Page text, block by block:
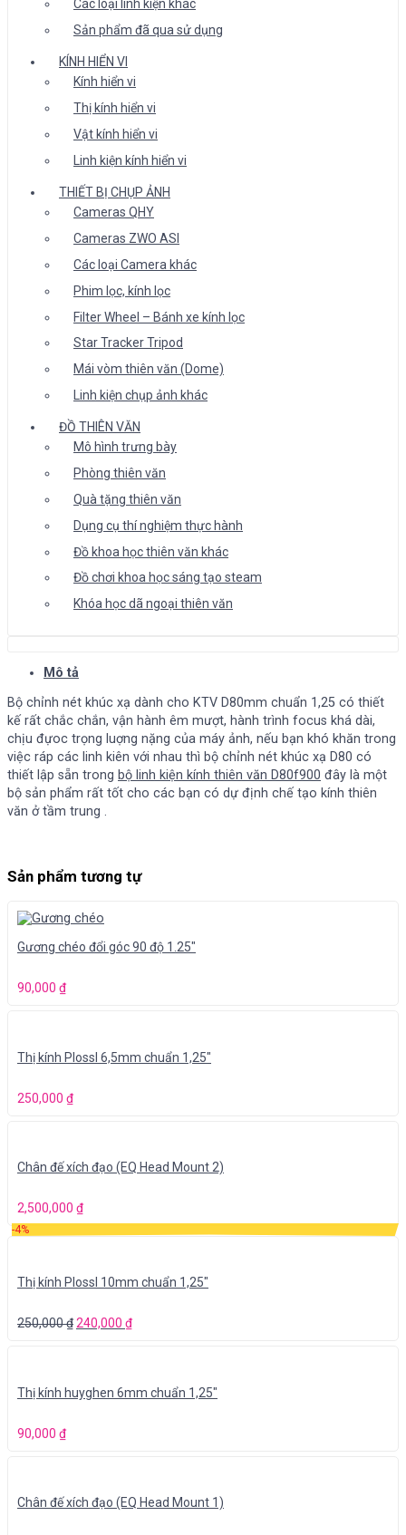
Các loại linh kiện khác
Sản phẩm đã qua sử dụng
KÍNH HIỂN VI
Kính hiển vi
Thị kính hiển vi
Vật kính hiển vi
Linh kiện kính hiển vi
THIẾT BỊ CHỤP ẢNH
Cameras QHY
Cameras ZWO ASI
Các loại Camera khác
Phim lọc, kính lọc
Filter Wheel – Bánh xe kính lọc
Star Tracker Tripod
Mái vòm thiên văn (Dome)
Linh kiện chụp ảnh khác
ĐỒ THIÊN VĂN
Mô hình trưng bày
Phòng thiên văn
Quà tặng thiên văn
Dụng cụ thí nghiệm thực hành
Đồ khoa học thiên văn khác
Đồ chơi khoa học sáng tạo steam
Khóa học dã ngoại thiên văn
Mô tả
Bộ chỉnh nét khúc xạ dành cho KTV D80mm chuẩn 1,25 có thiết
kế rất chắc chắn, vận hành êm mượt, hành trình focus khá dài,
chịu đựoc trọng luợng nặng của máy ảnh, nếu bạn khó khăn trong
việc ráp các linh kiên với nhau thì bộ chỉnh nét khúc xạ D80 có
thiết lập sẵn trong bộ linh kiện kính thiên văn D80f900 đây là một
bộ sản phẩm rất tốt cho các bạn có dự định chế tạo kính thiên
văn ở tầm trung .
Sản phẩm tương tự
Gương chéo đổi góc 90 độ 1.25″
90,000 ₫
Thị kính Plossl 6,5mm chuẩn 1,25″
250,000 ₫
Chân đế xích đạo (EQ Head Mount 2)
2,500,000 ₫
-4%
Thị kính Plossl 10mm chuẩn 1,25″
250,000₫240,000 ₫
Thị kính huyghen 6mm chuẩn 1,25″
90,000 ₫
Chân đế xích đạo (EQ Head Mount 1)